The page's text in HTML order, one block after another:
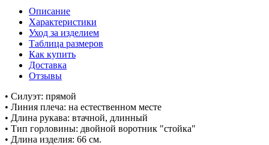
Описание
Характеристики
Уход за изделием
Таблица размеров
Как купить
Доставка
Отзывы
• Силуэт: прямой
• Линия плеча: на естественном месте
• Длина рукава: втачной, длинный
• Тип горловины: двойной воротник "стойка"
• Длина изделия: 66 см.